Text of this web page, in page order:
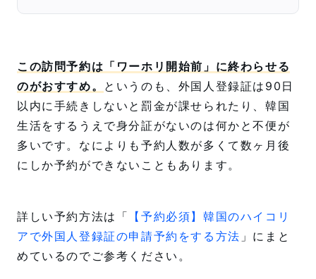
この訪問予約は「ワーホリ開始前」に終わらせる
のがおすすめ。 というのも、外国人登録証は90日
以内に手続きしないと罰金が課せられたり、韓国
生活をするうえで身分証がないのは何かと不便が
多いです。なによりも予約人数が多くて数ヶ月後
にしか予約ができないこともあります。
詳しい予約方法は「 【予約必須】韓国のハイコリ
アで外国人登録証の申請予約をする方法 」にまと
めているのでご参考ください。